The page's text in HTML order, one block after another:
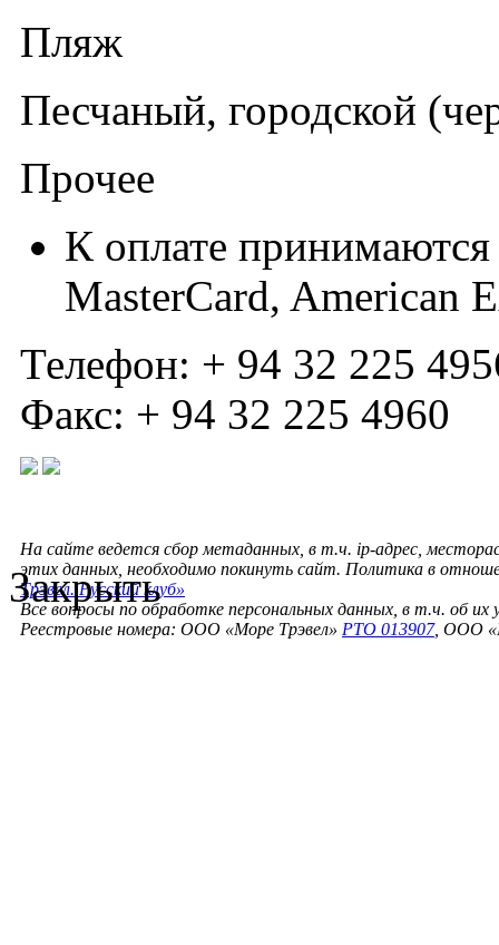
Пляж
Песчаный, городской
Прочее
К оплате
MasterCard, American
Телефон: + 94 32 225
Факс: + 94 32 225 4960
На сайте ведется сбор метаданных, в т.ч. ip-адрес,
этих данных, необходимо покинуть сайт. Политика в
Трэвел. Русский клуб»
Все вопросы по обработке персональных данных, в т.ч. об их
Реестровые номера: ООО «Море Трэвел» РТО 013907, ООО
Закрыть